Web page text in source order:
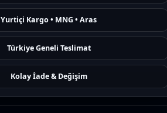
Yurtiçi Kargo • MNG • Aras
Türkiye Geneli Teslimat
Kolay İade & Değişim